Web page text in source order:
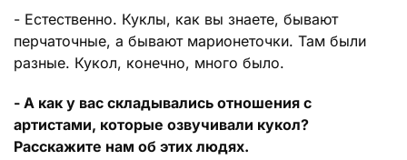
- Естественно. Куклы, как вы знаете, бывают
перчаточные, а бывают марионеточки. Там были
разные. Кукол, конечно, много было.
- А как у вас складывались отношения с
артистами, которые озвучивали кукол?
Расскажите нам об этих людях.